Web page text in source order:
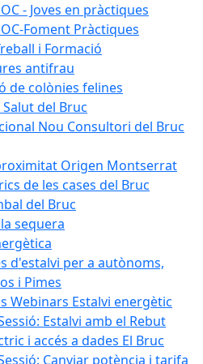
- Joves en pràctiques
Foment Pràctiques
i Formació
antifrau
de colònies felines
Salut del Bruc
Nou Consultori del Bruc
Origen Montserrat
de les cases del Bruc
del Bruc
sequera
d'estalvi per a autònoms,
i Pimes
Webinars Estalvi energètic
Estalvi amb el Rebut
i accés a dades El Bruc
Canviar potència i tarifa